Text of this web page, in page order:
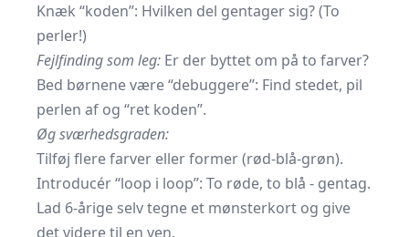
Knæk “koden”: Hvilken del gentager sig? (To
perler!)
Fejlfinding som leg: Er der byttet om på to farver?
Bed børnene være “debuggere”: Find stedet, pil
perlen af og “ret koden”.
Øg sværhedsgraden:
Tilføj flere farver eller former (rød-blå-grøn).
Introducér “loop i loop”: To røde, to blå - gentag.
Lad 6-årige selv tegne et mønsterkort og give
det videre til en ven.